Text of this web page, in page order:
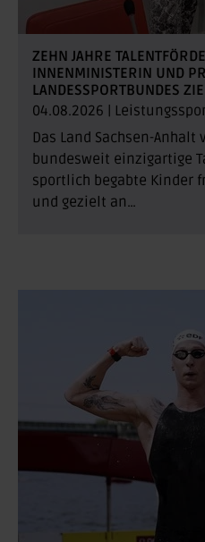
ZEHN JAHRE
INNENMINISTERIN UND
LANDESSPORTBUNDES
04.08.2026
Das Land Sachsen-
bundesweit einzigartige
sportlich begabte Kinder
und gezielt an…